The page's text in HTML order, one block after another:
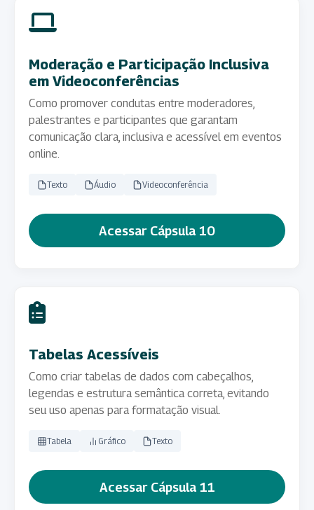
Moderação e Participação Inclusiva
em Videoconferências
Como promover condutas entre moderadores,
palestrantes e participantes que garantam
comunicação clara, inclusiva e acessível em eventos
online.
Texto Áudio Videoconferência
Acessar Cápsula 10
Tabelas Acessíveis
Como criar tabelas de dados com cabeçalhos,
legendas e estrutura semântica correta, evitando
seu uso apenas para formatação visual.
Tabela Gráfico Texto
Acessar Cápsula 11